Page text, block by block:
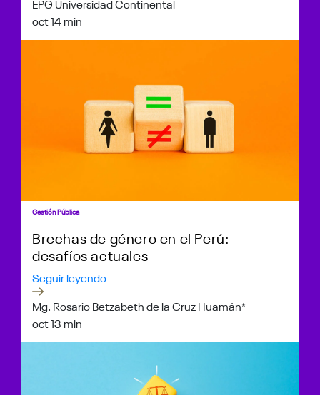
EPG Universidad Continental
oct 14 min
Gestión Pública
Brechas de género en el Perú:
desafíos actuales
Seguir leyendo
Mg. Rosario Betzabeth de la Cruz Huamán*
oct 13 min